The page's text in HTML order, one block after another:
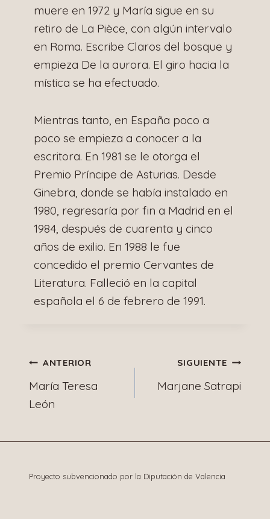
muere en 1972 y María sigue en su
retiro de La Pièce, con algún intervalo
en Roma. Escribe Claros del bosque y
empieza De la aurora. El giro hacia la
mística se ha efectuado.
Mientras tanto, en España poco a
poco se empieza a conocer a la
escritora. En 1981 se le otorga el
Premio Príncipe de Asturias. Desde
Ginebra, donde se había instalado en
1980, regresaría por fin a Madrid en el
1984, después de cuarenta y cinco
años de exilio. En 1988 le fue
concedido el premio Cervantes de
Literatura. Falleció en la capital
española el 6 de febrero de 1991.
Navegación
de
ANTERIOR
María Teresa
León
SIGUIENTE
Marjane Satrapi
Proyecto subvencionado por la Diputación de Valencia